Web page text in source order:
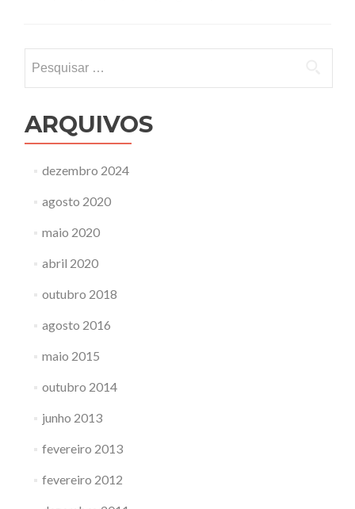
por:
ARQUIVOS
dezembro 2024
agosto 2020
maio 2020
abril 2020
outubro 2018
agosto 2016
maio 2015
outubro 2014
junho 2013
fevereiro 2013
fevereiro 2012